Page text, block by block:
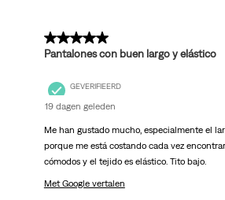
5 van 5 sterren.
Pantalones con buen largo y elástico
GEVERIFIEERD
19 dagen geleden
Me han gustado mucho, especialmente el
porque me está costando cada vez
cómodos y el tejido es elástico. Tito bajo.
Met Google vertalen